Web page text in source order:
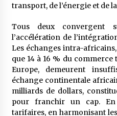
transport, de l’énergie et de
Tous deux convergent
l’accélération de
Les échanges intra-
que 14 à 16 % du
Europe, demeurent
échange continentale
milliards de dollars,
pour franchir un cap. En
tarifaires, en harmonisant